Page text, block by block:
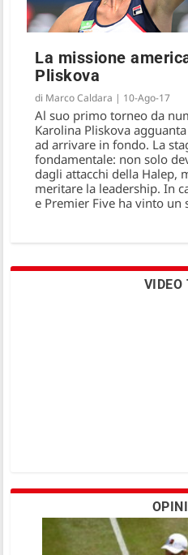
La missione
Pliskova
di Marco Caldara | 10-Ago-17
Al suo primo torneo da
Karolina Pliskova
ad arrivare in fondo. La
fondamentale: non solo
dagli attacchi della Halep,
meritare la leadership. In
e Premier Five ha vinto un
VIDEO